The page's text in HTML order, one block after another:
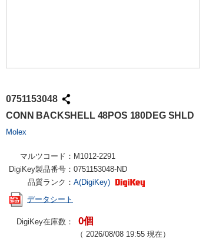
0751153048
CONN BACKSHELL 48POS 180DEG SHLD
Molex
マルツコード： M1012-2291
DigiKey製品番号： 0751153048-ND
品質ランク： A(DigiKey)
データシート
DigiKey在庫数： 0個
（ 2026/08/08 19:55 現在）